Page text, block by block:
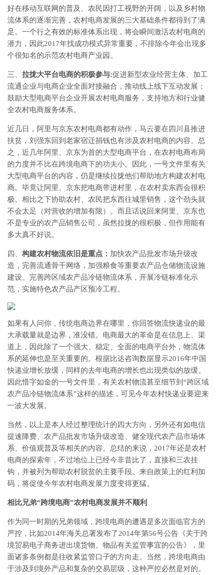
好在移动互联网的普及、农民因打工视野的开阔，以及乡村物
流体系的逐渐完善，农村电商发展的三大基础条件都得到了满
足。一个行之有效的标准体系出现，将会瞬间激活农村电商的
潜力，因此2017年找成功模式异常重要，不排除今年会出现多
个很知名的示范农村电商产业园。
三、 拉拢大平台电商的积极参与:促进新型农业经营主体、加工
流通企业与电商企业全面对接融合，推动线上线下互动发展；
鼓励大型电商平台企业开展农村电商服务，支持地方和行业健
全农村电商服务体系。
近几日，阿里与京东农村电商都有动作，马云要在四川县推进
扶贫，刘强东回到老家宿迁捐钱也有涉及农村电商的内容。总
之，近几年阿里、京东为首的大型电商平台，在农村电商布局
的力度并不比在跨境电商下的功夫小。因此，一号文件里有关
大型电商平台的内容，仍是继续拉拢他们帮助地方构建农村电
商。毕竟让阿里、京东把电商带进村里，在农村卖东西会很积
极。相比之下协助农村、农民把东西往城里销售，这个劲头就
不会太足（对营收的增加有限）。而且话说回来阿里、京东也
不是专业的农产品销售公司，虽然拉拢的很积极，但作用能有
多大真不好说。
四、 构建农村物流依旧是重点： 加快农产品批发市场升级改
造，完善流通骨干网络，加强粮食等重要农产品仓储物流设施
建设。完善跨区域农产品冷链物流体系，开展冷链标准化示
范，实施特色农产品产区预冷工程。
如果有人问你，传统电商边界在哪里，你回答物流快递业的最
大承载量就是边界，准没错。电商最大的革命是在信息上、渠
道上，因此除了一个强大、稳定、全面的电商平台外，物流体
系的延伸也是至关重要的。根据比达咨询数据显示2016年中国
快递业增长放缓，同样的去年电商的增长也出现类似的放缓。
因此惜字如金的一号文件里，有关农村物流甚至细节到“跨区域
农产品冷链物流体系”这样的描述，可见今年农村快递业要迎来
一波大发展。
当然，以上是本人经过整理统计的四大方向，另外还有如电信
提速降费、农产品批发市场升级改造、健全现代农产品市场体
系、价值观普及等相关的内容。总结的来说，2017年还是农村
电商的探索年，不过地位上已经今非昔比了，直接和三农挂
钩，并被列为帮助农村脱贫的主要手段。来自政策上的红利加
码，将促使今年农村电商发展力度变得更猛。
相比兄弟“跨境电商”农村电商发展并不顺利
作为同一时期的兄弟领域，跨境电商的遭遇是多次面临官方的
严控，比如2014年海关总署发布了2014年第56号公告《关于跨
境贸易电子商务进出境货物、物品有关监管事宜的公告》，里
面诸多条例都是往收紧监管口子的方向走。当然，跨境电商由
于涉及到境外产品和复杂的交易层级，这种严控必然是对的。